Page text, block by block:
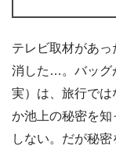
テレビ取材があ
消した…。バッグ
実）は、旅行で
か池上の秘密を知
しない。だが秘